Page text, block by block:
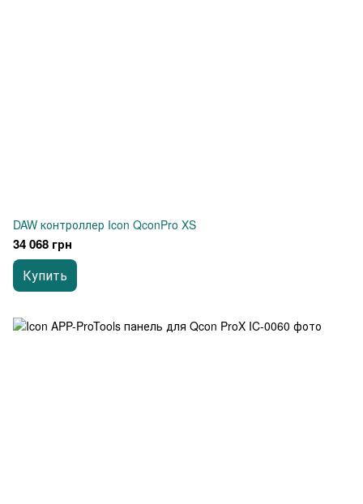
DAW контроллер Icon QconPro XS
34 068 грн
Купить